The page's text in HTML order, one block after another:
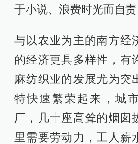
于小说、浪费时光而自责
与以农业为主的南方经
的经济更具多样性，有
麻纺织业的发展尤为突
特快速繁荣起来，城
厂，几十座高耸的烟囱
里需要劳动力，工人薪